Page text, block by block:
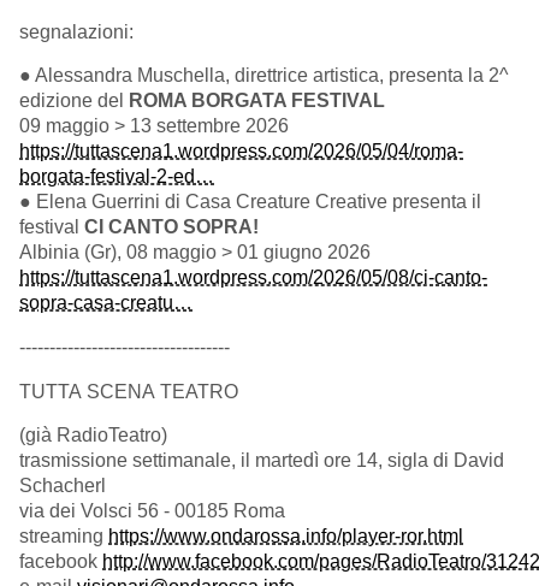
segnalazioni:
● Alessandra Muschella, direttrice artistica, presenta la 2^
edizione del
ROMA BORGATA FESTIVAL
09 maggio > 13 settembre 2026
https://tuttascena1.wordpress.com/2026/05/04/roma-
borgata-festival-2-ed…
● Elena Guerrini di Casa Creature Creative presenta il
festival CI CANTO SOPRA!
Albinia (Gr), 08 maggio > 01 giugno 2026
https://tuttascena1.wordpress.com/2026/05/08/ci-canto-
sopra-casa-creatu…
-----------------------------------
TUTTA SCENA TEATRO
(già RadioTeatro)
trasmissione settimanale, il martedì ore 14, sigla di David
Schacherl
via dei Volsci 56 - 00185 Roma
streaming https://www.ondarossa.info/player-ror.html
facebook http://www.facebook.com/pages/RadioTeatro/